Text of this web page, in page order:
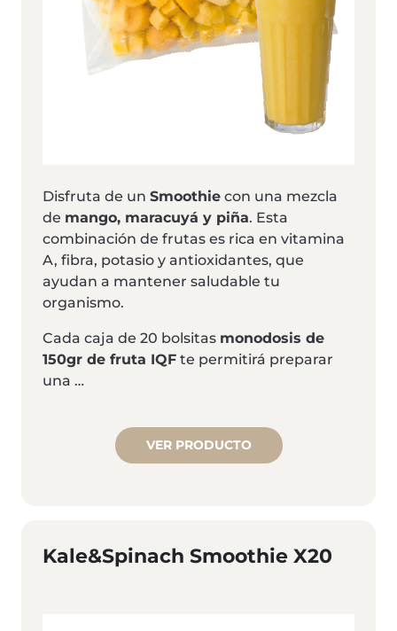
Disfruta de un Smoothie con una mezcla
de mango, maracuyá y piña. Esta
combinación de frutas es rica en vitamina
A, fibra, potasio y antioxidantes, que
ayudan a mantener saludable tu
organismo.
Cada caja de 20 bolsitas monodosis de
150gr de fruta IQF te permitirá preparar
una …
VER PRODUCTO
Kale&spinach Smoothie X20